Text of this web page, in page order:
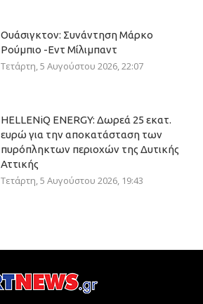
Ουάσιγκτον: Συνάντηση Μάρκο
Ρούμπιο -Εντ Μίλιμπαντ
Τετάρτη, 5 Αυγούστου 2026, 22:07
HELLENiQ ENERGY: Δωρεά 25 εκατ.
ευρώ για την αποκατάσταση των
πυρόπληκτων περιοχών της Δυτικής
Αττικής
Τετάρτη, 5 Αυγούστου 2026, 19:43